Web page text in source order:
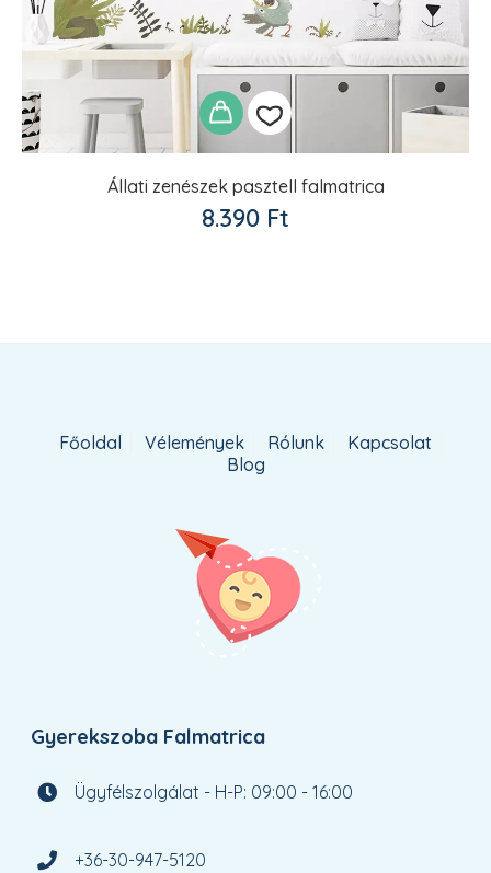
Állati zenészek pasztell falmatrica
8.390 Ft
Kedvencekhez
Főoldal Vélemények Rólunk
Kapcsolat
Blog
Gyerekszoba Falmatrica
Ügyfélszolgálat - H-P: 09:00 - 16:00
+36-30-947-5120